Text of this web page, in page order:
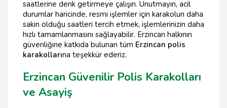
saatlerine denk getirmeye çalışın. Unutmayın, acil
durumlar haricinde, resmi işlemler için karakolun daha
sakin olduğu saatleri tercih etmek, işlemlerinizin daha
hızlı tamamlanmasını sağlayabilir. Erzincan halkının
güvenliğine katkıda bulunan tüm Erzincan polis
karakollarına teşekkür ederiz.
Erzincan Güvenilir Polis Karakolları
ve Asayiş